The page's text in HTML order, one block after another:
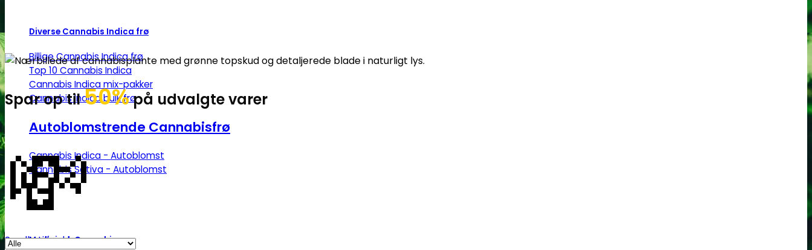
Diverse Cannabis Indica frø
Billige Cannabis Indica frø
Top 10 Cannabis Indica
Cannabis Indica mix-pakker
Cannabis Indica bulk frø
Autoblomstrende Cannabisfrø
Cannabis Indica - Autoblomst
Cannabis Sativa - Autoblomst
Medicinsk Cannabis
Spar op til50%på udvalgte varer
💸
Se alle tilbud her